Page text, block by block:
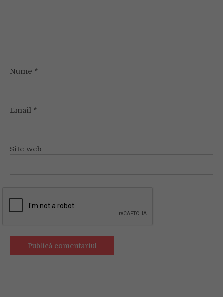
Nume *
Email *
Site web